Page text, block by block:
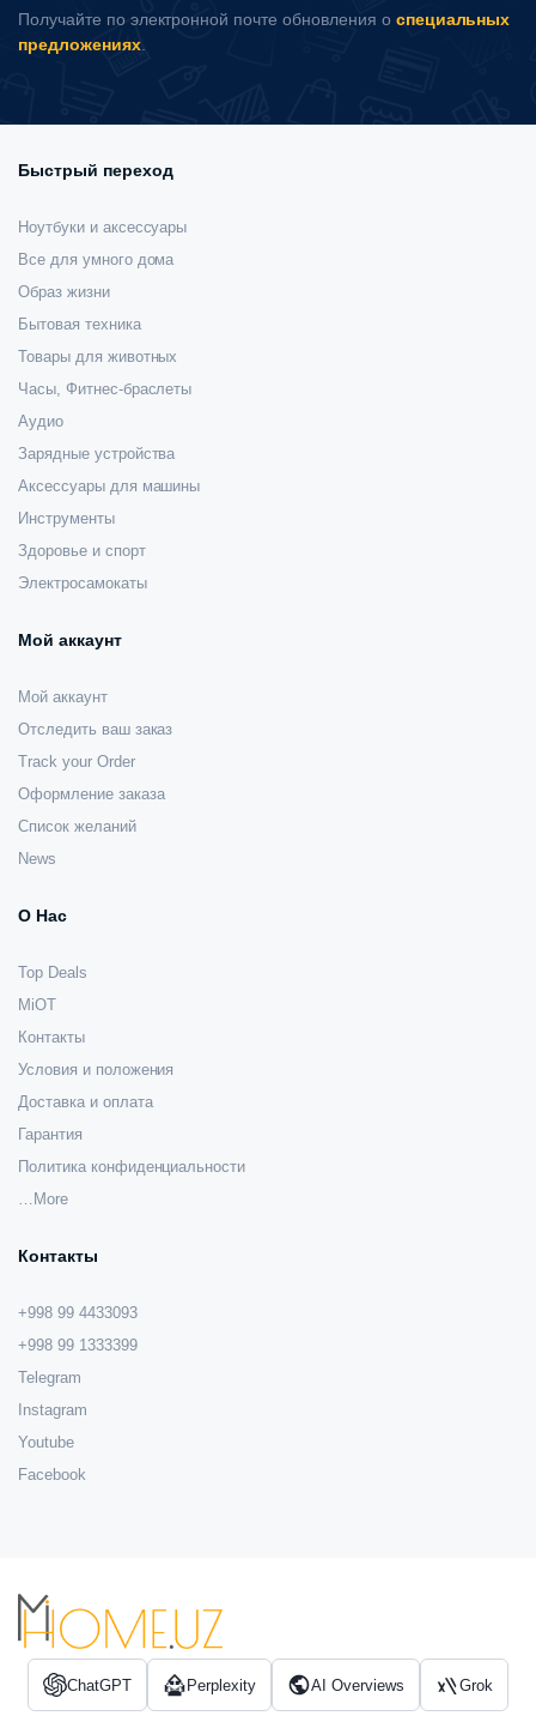
количество
Получайте по электронной почте обновления о специальных
предложениях.
Быстрый переход
Ноутбуки и аксессуары
Все для умного дома
Образ жизни
Бытовая техника
Товары для животных
Часы, Фитнес-браслеты
Аудио
Зарядные устройства
Аксессуары для машины
Инструменты
Здоровье и спорт
Электросамокаты
Мой аккаунт
Мой аккаунт
Отследить ваш заказ
Track your Order
Оформление заказа
Список желаний
News
О Нас
Top Deals
MiOT
Контакты
Условия и положения
Доставка и оплата
Гарантия
Политика конфиденциальности
…More
Контакты
+998 99 4433093
+998 99 1333399
Telegram
Instagram
Youtube
Facebook
ChatGPT Perplexity AI Overviews Grok